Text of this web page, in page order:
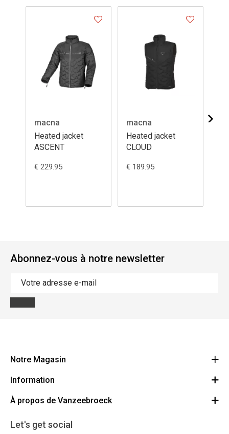
macna
Heated jacket
ASCENT
€ 229.95
macna
Heated jacket
CLOUD
€ 189.95
Abonnez-vous à notre newsletter
Notre Magasin
Vanzeebroeck Motors
1600 Sint-Pieters-Leeuw
023316022
Information
Annulation Commande
Conditions générales
À propos de Vanzeebroeck
Cheque Cadeau
Let's get social